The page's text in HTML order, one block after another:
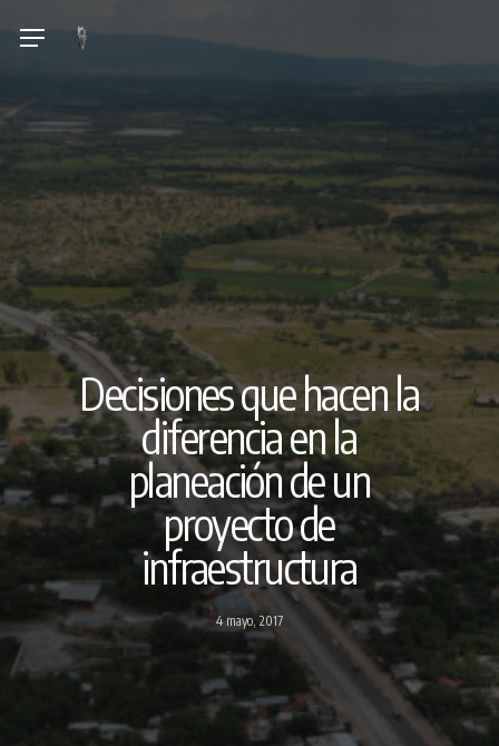
content
Menu
Decisiones que hacen la
diferencia en la
planeación de un
proyecto de
infraestructura
4 mayo, 2017